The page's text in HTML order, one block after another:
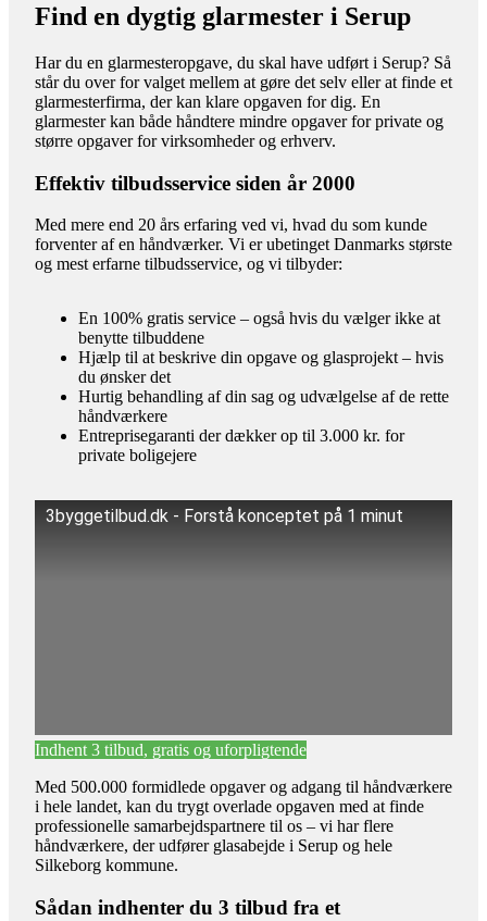
Find en dygtig glarmester i Serup
Har du en glarmesteropgave, du skal have udført i Serup? Så
står du over for valget mellem at gøre det selv eller at finde et
glarmesterfirma, der kan klare opgaven for dig. En
glarmester kan både håndtere mindre opgaver for private og
større opgaver for virksomheder og erhverv.
Effektiv tilbudsservice siden år 2000
Med mere end 20 års erfaring ved vi, hvad du som kunde
forventer af en håndværker. Vi er ubetinget Danmarks største
og mest erfarne tilbudsservice, og vi tilbyder:
En 100% gratis service – også hvis du vælger ikke at
benytte tilbuddene
Hjælp til at beskrive din opgave og glasprojekt – hvis
du ønsker det
Hurtig behandling af din sag og udvælgelse af de rette
håndværkere
Entreprisegaranti der dækker op til 3.000 kr. for
private boligejere
3byggetilbud.dk - Forstå konceptet på 1 minut
Indhent 3 tilbud, gratis og uforpligtende
Med 500.000 formidlede opgaver og adgang til håndværkere
i hele landet, kan du trygt overlade opgaven med at finde
professionelle samarbejdspartnere til os – vi har flere
håndværkere, der udfører glasabejde i Serup og hele
Silkeborg kommune.
Sådan indhenter du 3 tilbud fra et